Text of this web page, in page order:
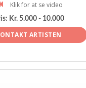
Klik for at se video
Kr. 5.000 - 10.000
ARTISTEN